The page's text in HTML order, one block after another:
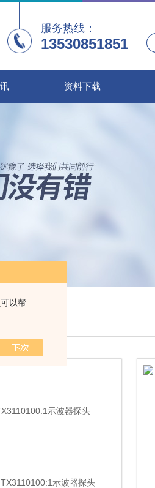
以帮
服务热线：
13530851851
资料下载
TX3110100:1示波器探头